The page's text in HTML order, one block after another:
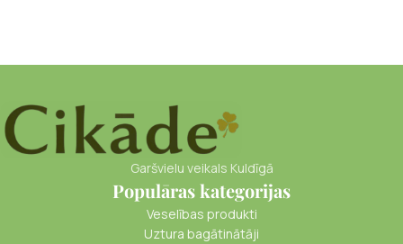
Garšvielu veikals Kuldīgā
Populāras kategorijas
Veselības produkti
Uztura bagātinātāji